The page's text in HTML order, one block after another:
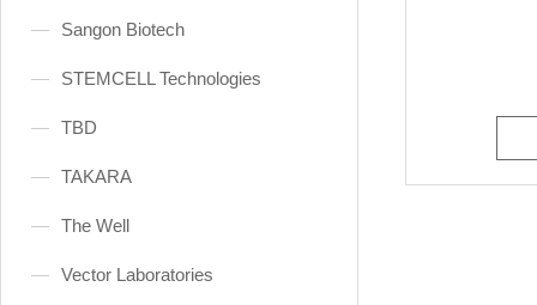
Sangon Biotech
STEMCELL Technologies
TBD
TAKARA
The Well
Vector Laboratories